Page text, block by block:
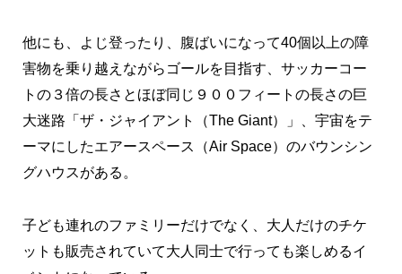
他にも、よじ登ったり、腹ばいになって40個以上の障
害物を乗り越えながらゴールを目指す、サッカーコー
トの３倍の長さとほぼ同じ９００フィートの長さの巨
大迷路「ザ・ジャイアント（The Giant）」、宇宙をテ
ーマにしたエアースペース（Air Space）のバウンシン
グハウスがある。
子ども連れのファミリーだけでなく、大人だけのチケ
ットも販売されていて大人同士で行っても楽しめるイ